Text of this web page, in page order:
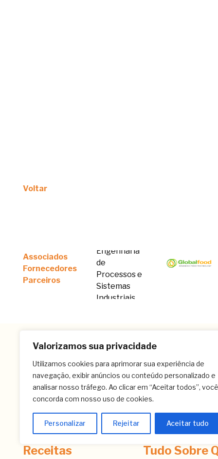
Valorizamos sua privacidade
Utilizamos cookies para aprimorar sua experiência de
navegação, exibir anúncios ou conteúdo personalizado e
analisar nosso tráfego. Ao clicar em “Aceitar todos”, você
concorda com nosso uso de cookies.
Personalizar Rejeitar Aceitar tudo
Voltar
Associados
Fornecedores
Parceiros
Receitas Tudo Sobre